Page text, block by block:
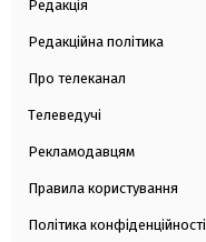
Редакція
Редакційна політика
Про телеканал
Телеведучі
Рекламодавцям
Правила користування
Політика конфіденційності